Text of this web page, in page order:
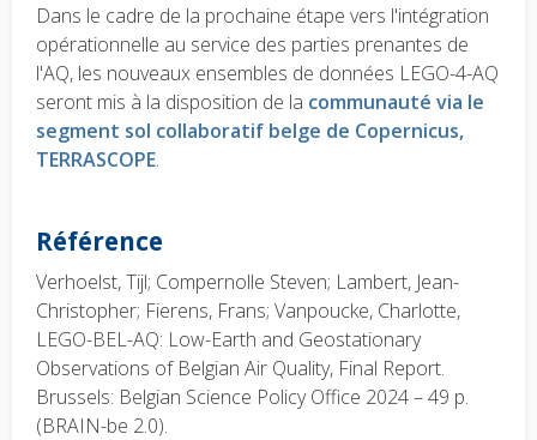
Dans le cadre de la prochaine étape vers l'intégration
opérationnelle au service des parties prenantes de
l'AQ, les nouveaux ensembles de données LEGO-4-AQ
seront mis à la disposition de la communauté via le
segment sol collaboratif belge de Copernicus,
TERRASCOPE.
Référence
Verhoelst, Tijl; Compernolle Steven; Lambert, Jean-
Christopher; Fierens, Frans; Vanpoucke, Charlotte,
LEGO-BEL-AQ: Low-Earth and Geostationary
Observations of Belgian Air Quality, Final Report.
Brussels: Belgian Science Policy Office 2024 – 49 p.
(BRAIN-be 2.0).